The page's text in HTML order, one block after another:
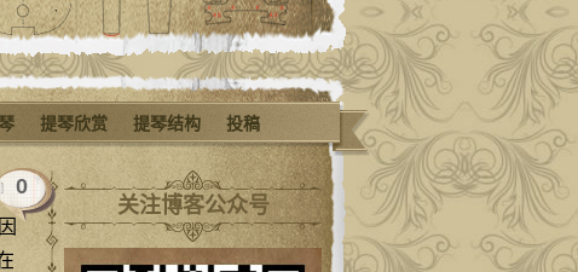
提琴欣赏 提琴结构 投稿
0
关注博客公众号